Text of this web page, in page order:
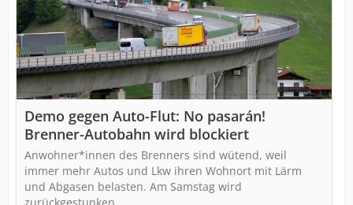
Demo gegen Auto-Flut: No pasarán!
Brenner-Autobahn wird blockiert
An­woh­ne­r*in­nen des Brenners sind wütend, weil
immer mehr Autos und Lkw ihren Wohnort mit Lärm
und Abgasen belasten. Am Samstag wird